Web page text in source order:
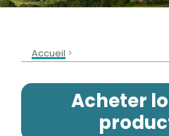
Accueil >
Acheter